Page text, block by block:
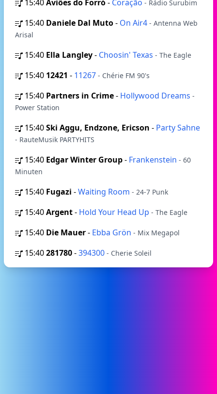
15:40Aviões do Forró- Coração - Rádio Surubim
15:40 Daniele Dal Muto- On Air4 - Antenna Web
Arisal
15:40 Ella Langley- Choosin' Texas - The Eagle
15:40 12421 - 11267 - Chérie FM 90's
15:40 Partners in Crime- Hollywood Dreams -
Power Station
15:40Ski Aggu, Endzone, Ericson - Party Sahne
- RauteMusik PARTYHITS
15:40 Edgar Winter Group- Frankenstein - 60
Minuten
15:40 Fugazi -Waiting Room - 24-7 Punk
15:40Argent- Hold Your Head Up - The Eagle
15:40 Die Mauer- Ebba Grön - Mix Megapol
15:40281780-394300 - Cherie Soleil